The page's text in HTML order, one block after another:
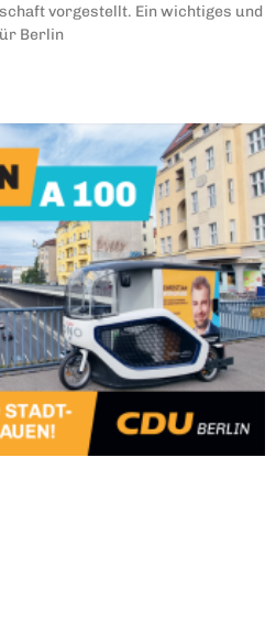
vorgestellt. Ein wichtiges und
Berlin